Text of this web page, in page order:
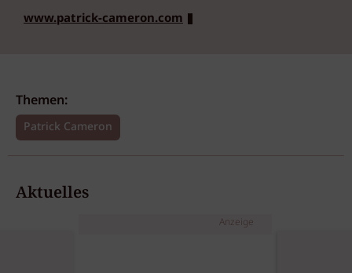
www.patrick-cameron.com
Themen:
Patrick Cameron
Aktuelles
Anzeige